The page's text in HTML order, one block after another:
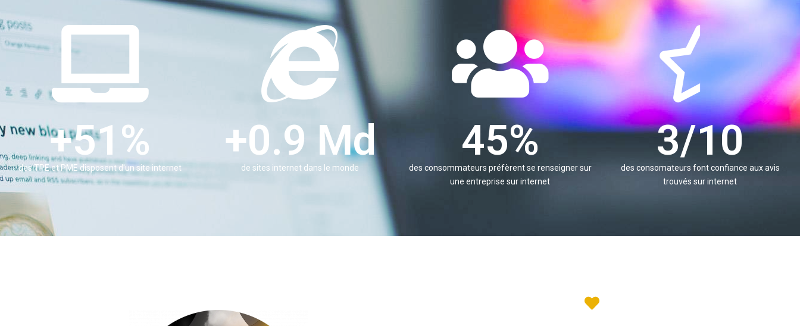
+82%
des TPE et PME disposent d'un site internet
+1.4 Md
de sites internet dans le monde
73%
des consommateurs préfèrent se renseigner sur
une entreprise sur internet
6/10
des consomateurs font confiance aux avis
trouvés sur internet